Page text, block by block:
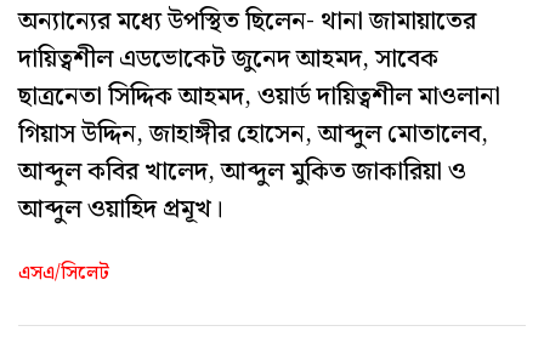
অন্যান্যের মধ্যে উপস্থিত ছিলেন- থানা জামায়াতের
দায়িত্বশীল এডভোকেট জুনেদ আহমদ, সাবেক
ছাত্রনেতা সিদ্দিক আহমদ, ওয়ার্ড দায়িত্বশীল মাওলানা
গিয়াস উদ্দিন, জাহাঙ্গীর হোসেন, আব্দুল মোতালেব,
আব্দুল কবির খালেদ, আব্দুল মুকিত জাকারিয়া ও
আব্দুল ওয়াহিদ প্রমূখ।
এসএ/সিলেট